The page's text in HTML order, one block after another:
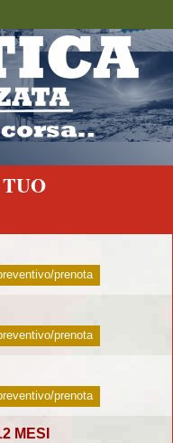
prenota
prenota
prenota
MESI